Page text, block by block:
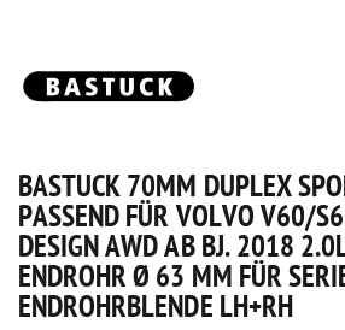
BASTUCK 70MM DUPLEX
PASSEND FÜR VOLVO V60/
DESIGN AWD AB BJ. 2018
ENDROHR Ø 63 MM FÜR
ENDROHRBLENDE LH+RH